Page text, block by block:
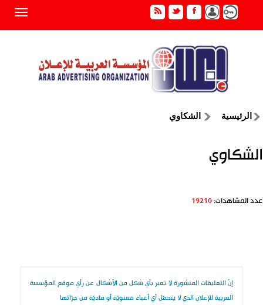
الرئيسية الشكاوي
الشكاوي
عدد المشاهدات:19210
إنّ التعليقات المنشورة لا تعبر بأي شكل من الأشكال عن رأي موقع المؤسسة
العربية للإعلان الذي لا يتحمّل أي أعباء معنويّة أو ماديّة من جرّائها